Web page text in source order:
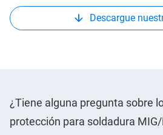
Descargue
¿Tiene alguna pregunta sobre
protección para soldadura